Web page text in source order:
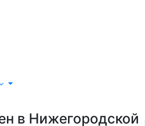
в Нижегородской